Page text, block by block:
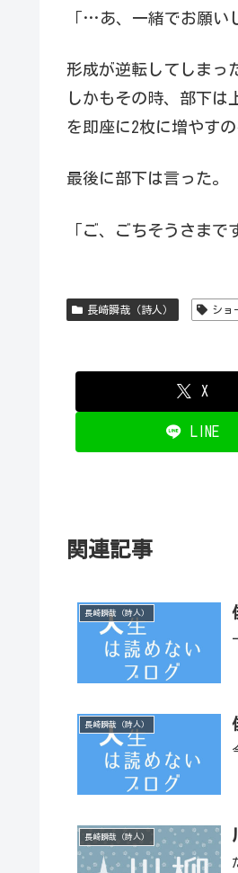
「…あ、一緒でお願い
形成が逆転してしまっ
しかもその時、部下は
を即座に2枚に増やす
最後に部下は言った。
「ご、ごちそうさまで
長崎瞬哉（詩人） ショ
X
LINE
関連記事
長崎瞬哉（詩人）
長崎瞬哉（詩人）
長崎瞬哉（詩人）